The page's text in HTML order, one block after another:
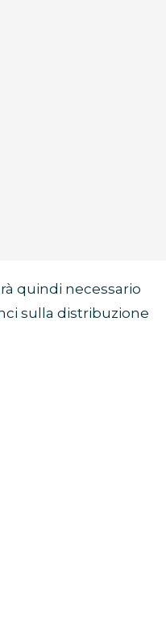
quindi necessario
sulla distribuzione